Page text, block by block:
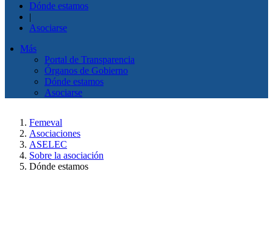
Dónde estamos
Asociarse
Más
Portal de Transparencia
Órganos de Gobierno
Dónde estamos
Asociarse
Femeval
Asociaciones
ASELEC
Sobre la asociación
Dónde estamos